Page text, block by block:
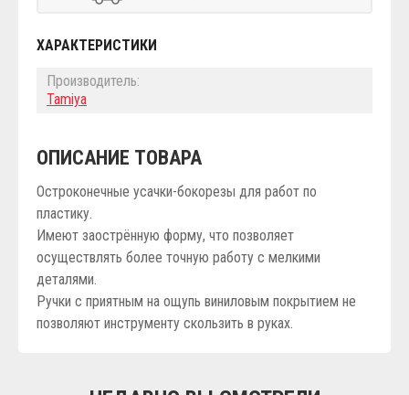
ХАРАКТЕРИСТИКИ
Производитель:
Tamiya
ОПИСАНИЕ ТОВАРА
Остроконечные усачки-бокорезы для работ по
пластику.
Имеют заострённую форму, что позволяет
осуществлять более точную работу с мелкими
деталями.
Ручки с приятным на ощупь виниловым покрытием не
позволяют инструменту скользить в руках.